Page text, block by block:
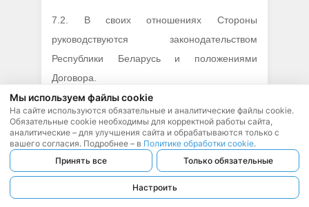
7.2. В своих отношениях Стороны
руководствуются законодательством
Республики Беларусь и положениями
Договора.
7.3. Все неурегулированные разногласия по
Договору решаются путем переговоров, а в
случае недостижения согласия – в судебном
порядке в соответствии с законодательством
соблюдением досудебного претензионного
Мы используем файлы cookie
На сайте используются обязательные и аналитические файлы cookie.
Обязательные cookie необходимы для корректной работы сайта,
аналитические – для улучшения сайта и обрабатываются только с
вашего согласия. Подробнее – в Политике обработки cookie.
Принять все
Только обязательные
Настроить